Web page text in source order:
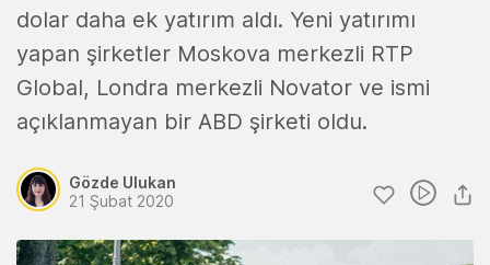
dolar daha ek yatırım aldı. Yeni yatırımı
yapan şirketler Moskova merkezli RTP
Global, Londra merkezli Novator ve ismi
açıklanmayan bir ABD şirketi oldu.
Gözde Ulukan
21 Şubat 2020